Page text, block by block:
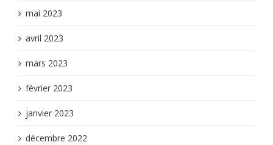
mai 2023
avril 2023
mars 2023
février 2023
janvier 2023
décembre 2022